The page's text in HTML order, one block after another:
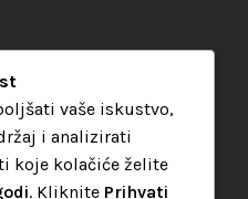
vaše iskustvo,
i analizirati
koje kolačiće želite
. Kliknite Prihvati